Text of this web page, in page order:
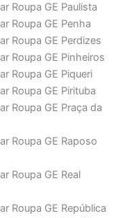
Roupa GE Paulista
Roupa GE Penha
Roupa GE Perdizes
Roupa GE Pinheiros
Roupa GE Piqueri
Roupa GE Pirituba
Roupa GE Praça da
Roupa GE Raposo
Roupa GE Real
Roupa GE República